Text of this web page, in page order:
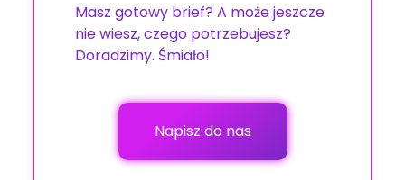
Masz gotowy brief? A może jeszcze
nie wiesz, czego potrzebujesz?
Doradzimy. Śmiało!
Napisz do nas